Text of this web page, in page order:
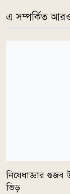
এ সম্পর্কিত
নিষেধাজ্ঞার গুজব
ভিড়